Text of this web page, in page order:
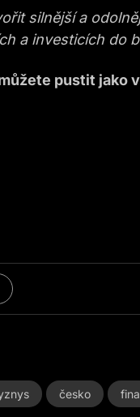
silnější a
a investicích do
pustit jako
česko